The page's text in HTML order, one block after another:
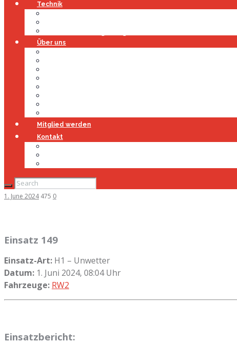
Technik
Über uns
Mitglied werden
Kontakt
1. June 2024 475 0
Einsatz 149
Einsatz-Art: H1 – Unwetter
Datum: 1. Juni 2024, 08:04 Uhr
Fahrzeuge: RW2
Einsatzbericht: